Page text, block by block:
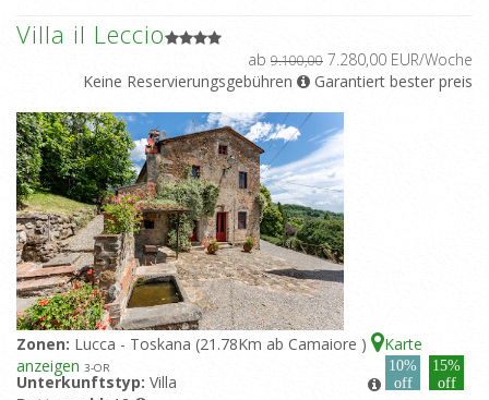
Villa il Leccio
ab 9.100,00 7.280,00 EUR/Woche
Keine Reservierungsgebühren
Garantiert bester preis
Zonen: Lucca - Toskana (21.78Km ab Camaiore )
Karte
anzeigen 3-OR
10%
off
15%
off
Unterkunftstyp: Villa